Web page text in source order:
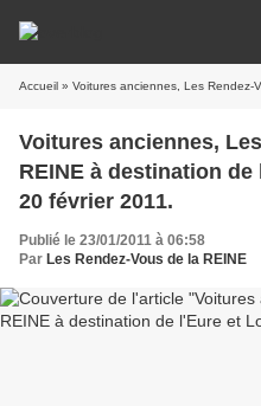
Accueil » Voitures anciennes, Les Rendez-Vous de La
Voitures anciennes,
REINE à destination
20 février 2011.
Publié le 23/01/2011 à 06:58
Par Les Rendez-Vous de la REINE